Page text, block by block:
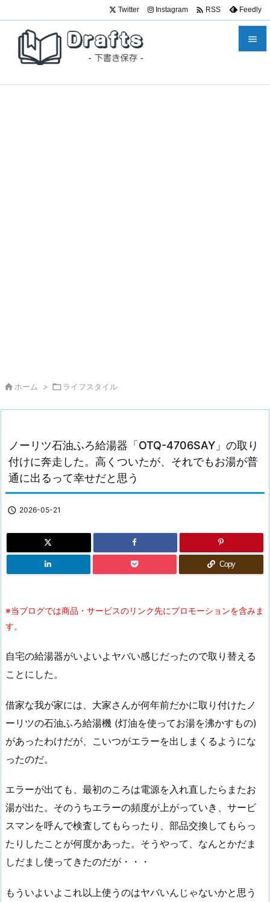

Twitter Instagram  RSS Feedly
 ホーム > ライフスタイル
ノーリツ石油ふろ給湯器「OTQ-4706SAY」の取り
付けに奔走した。高くついたが、それでもお湯が普
通に出るって幸せだと思う
 2026-05-21
Copy
※当ブログでは商品・サービスのリンク先にプロモーションを含みま
す。
自宅の給湯器がいよいよヤバい感じだったので取り替える
ことにした。
借家な我が家には、大家さんが何年前だかに取り付けたノ
ーリツの石油ふろ給湯機 (灯油を使ってお湯を沸かすもの)
があったわけだが、こいつがエラーを出しまくるようにな
ったのだ。
エラーが出ても、最初のころは電源を入れ直したらまたお
湯が出た。そのうちエラーの頻度が上がっていき、サービ
スマンを呼んで検査してもらったり、部品交換してもらっ
たりしたことが何度かあった。そうやって、なんとかだま
しだまし使ってきたのだが・・・
もういよいよこれ以上使うのはヤバいんじゃないかと思う